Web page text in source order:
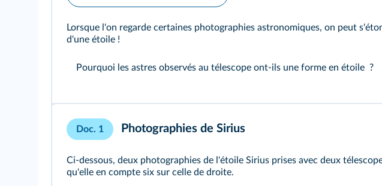
Lorsque l'on regarde certaines photographies astronomiques, on peut
d'une étoile !
Pourquoi les astres observés au télescope ont-ils une forme en étoile ?
Doc. 1 Photographies de Sirius
Ci-dessous, deux photographies de l'étoile Sirius prises avec deux
qu'elle en compte six sur celle de droite.